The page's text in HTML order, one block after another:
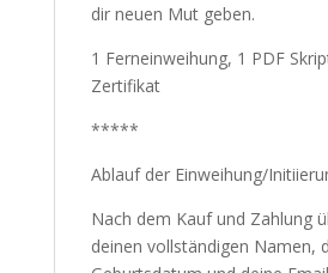
dann wird dir die *Gute Laune
1 Ferneinweihung, 1 PDF
Nach dem Kauf und Zahlung